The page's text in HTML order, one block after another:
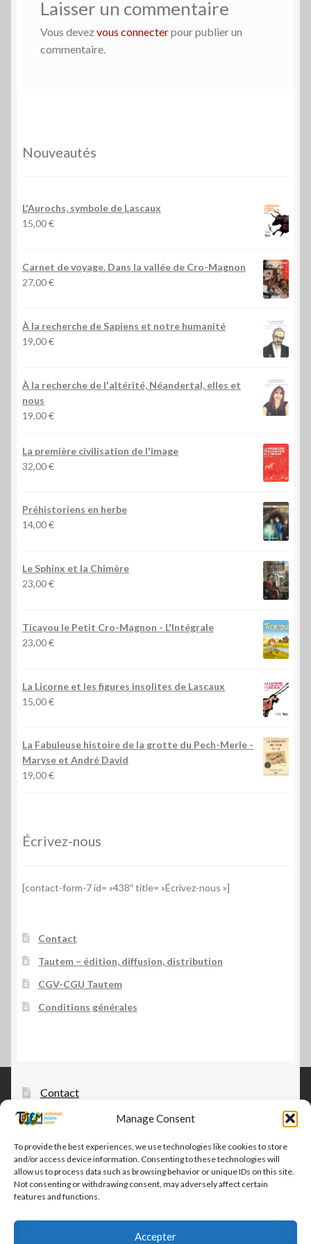
Manage Consent
To provide the best experiences, we use technologies like cookies to store
and/or access device information. Consenting to these technologies will
allow us to process data such as browsing behavior or unique IDs on this site.
Not consenting or withdrawing consent, may adversely affect certain
features and functions.
Accepter
Laisser un commentaire
Vous devez vous connecterpour publier un
commentaire.
Nouveautés
L'Aurochs, symbole de Lascaux
15,00€
Carnet de voyage. Dans la vallée de Cro-Magnon
27,00€
À la recherche de Sapiens et notre humanité
19,00€
À la recherche de l'altérité, Néandertal, elles et
nous
19,00€
La première civilisation de l'image
32,00€
Préhistoriens en herbe
14,00€
Le Sphinx et la Chimère
23,00€
Ticayou le Petit Cro-Magnon - L'Intégrale
23,00€
La Licorne et les figures insolites de Lascaux
15,00€
La Fabuleuse histoire de la grotte du Pech-Merle -
Maryse et André David
19,00€
Écrivez-nous
[contact-form-7 id= »438″ title= »Écrivez-nous »]
Contact
Tautem – édition, diffusion, distribution
CGV-CGU Tautem
Conditions générales
Contact
Tautem – édition, diffusion, distribution
CGV-CGU Tautem
Conditions générales